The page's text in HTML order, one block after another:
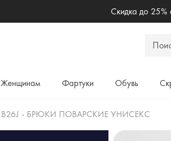
Женщинам Фартуки Обувь
B26J - БРЮКИ ПОВАРСКИЕ УНИСЕКС